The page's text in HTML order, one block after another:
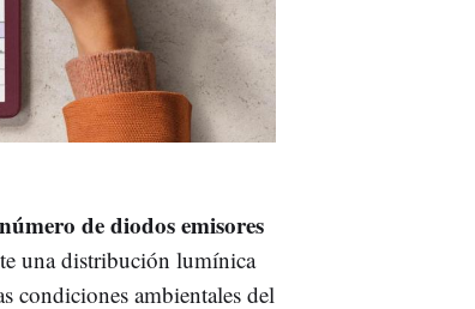
de diodos emisores
una distribución lumínica
condiciones ambientales del